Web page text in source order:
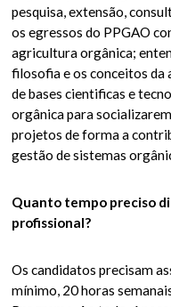
pesquisa, extensão,
os egressos do PPGAO
agricultura orgânica;
filosofia e os conceitos
de bases cientificas e
orgânica para
projetos de forma a
gestão de sistemas
Quanto tempo preciso
profissional?
Os candidatos precisam
mínimo, 20 horas